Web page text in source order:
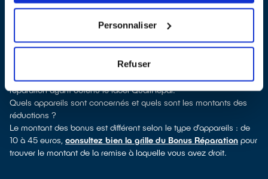
Personnaliser
Refuser
pour quels types d’appareils ce professionnel a obtenu le label.
outillage électroportatif : à chaque famille d’appareils son
réparateur spécialisé et labellisé QualiRépar.
Comment bénéficier du Bonus Réparation à Tours ?
Immédiatement déduit de la facture par le réparateur, le Bonus
Réparation est en vigueur chez tous les professionnels de la
réparation ayant obtenu le label QualiRépar.
Quels appareils sont concernés et quels sont les montants des
réductions ?
Le montant des bonus est différent selon le type d’appareils : de
10 à 45 euros, consultez bien la grille du Bonus Réparation pour
trouver le montant de la remise à laquelle vous avez droit.